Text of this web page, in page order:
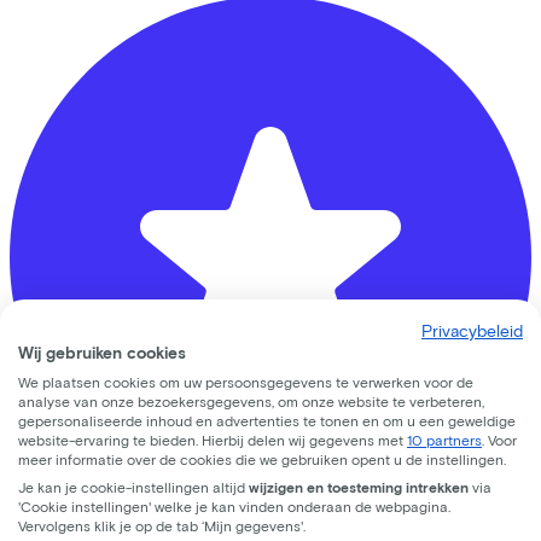
Privacybeleid
Wij gebruiken cookies
We plaatsen cookies om uw persoonsgegevens te verwerken voor de
analyse van onze bezoekersgegevens, om onze website te verbeteren,
gepersonaliseerde inhoud en advertenties te tonen en om u een geweldige
website-ervaring te bieden. Hierbij delen wij gegevens met 10 partners . Voor
meer informatie over de cookies die we gebruiken opent u de instellingen.
Je kan je cookie-instellingen altijd wijzigen en toesteming intrekken via
'Cookie instellingen' welke je kan vinden onderaan de webpagina.
Vervolgens klik je op de tab ‘Mijn gegevens'.